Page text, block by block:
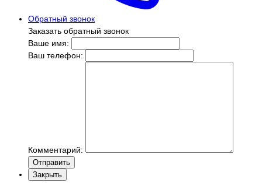
Обратный звонок
Заказать обратный звонок
Ваше имя:
Ваш телефон:
Комментарий:
Отправить
Закрыть